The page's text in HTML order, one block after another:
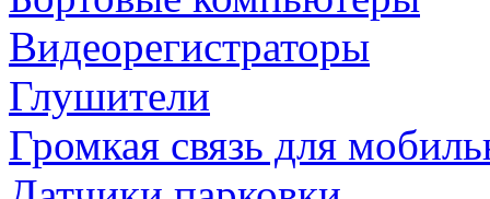
Видеорегистраторы
Глушители
Громкая связь для